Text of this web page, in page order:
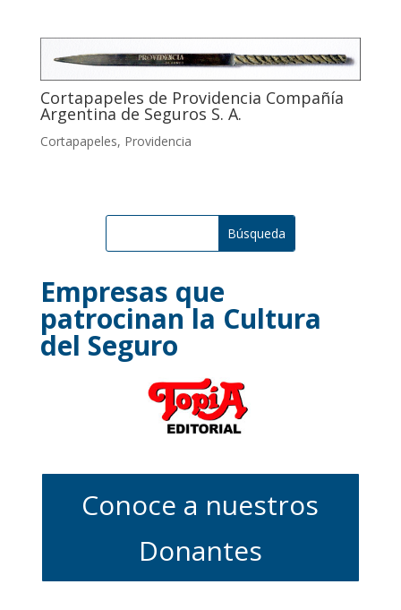
Cortapapeles de Providencia Compañía
Argentina de Seguros S. A.
Cortapapeles, Providencia
Empresas que
patrocinan la Cultura
del Seguro
Conoce a nuestros
Donantes